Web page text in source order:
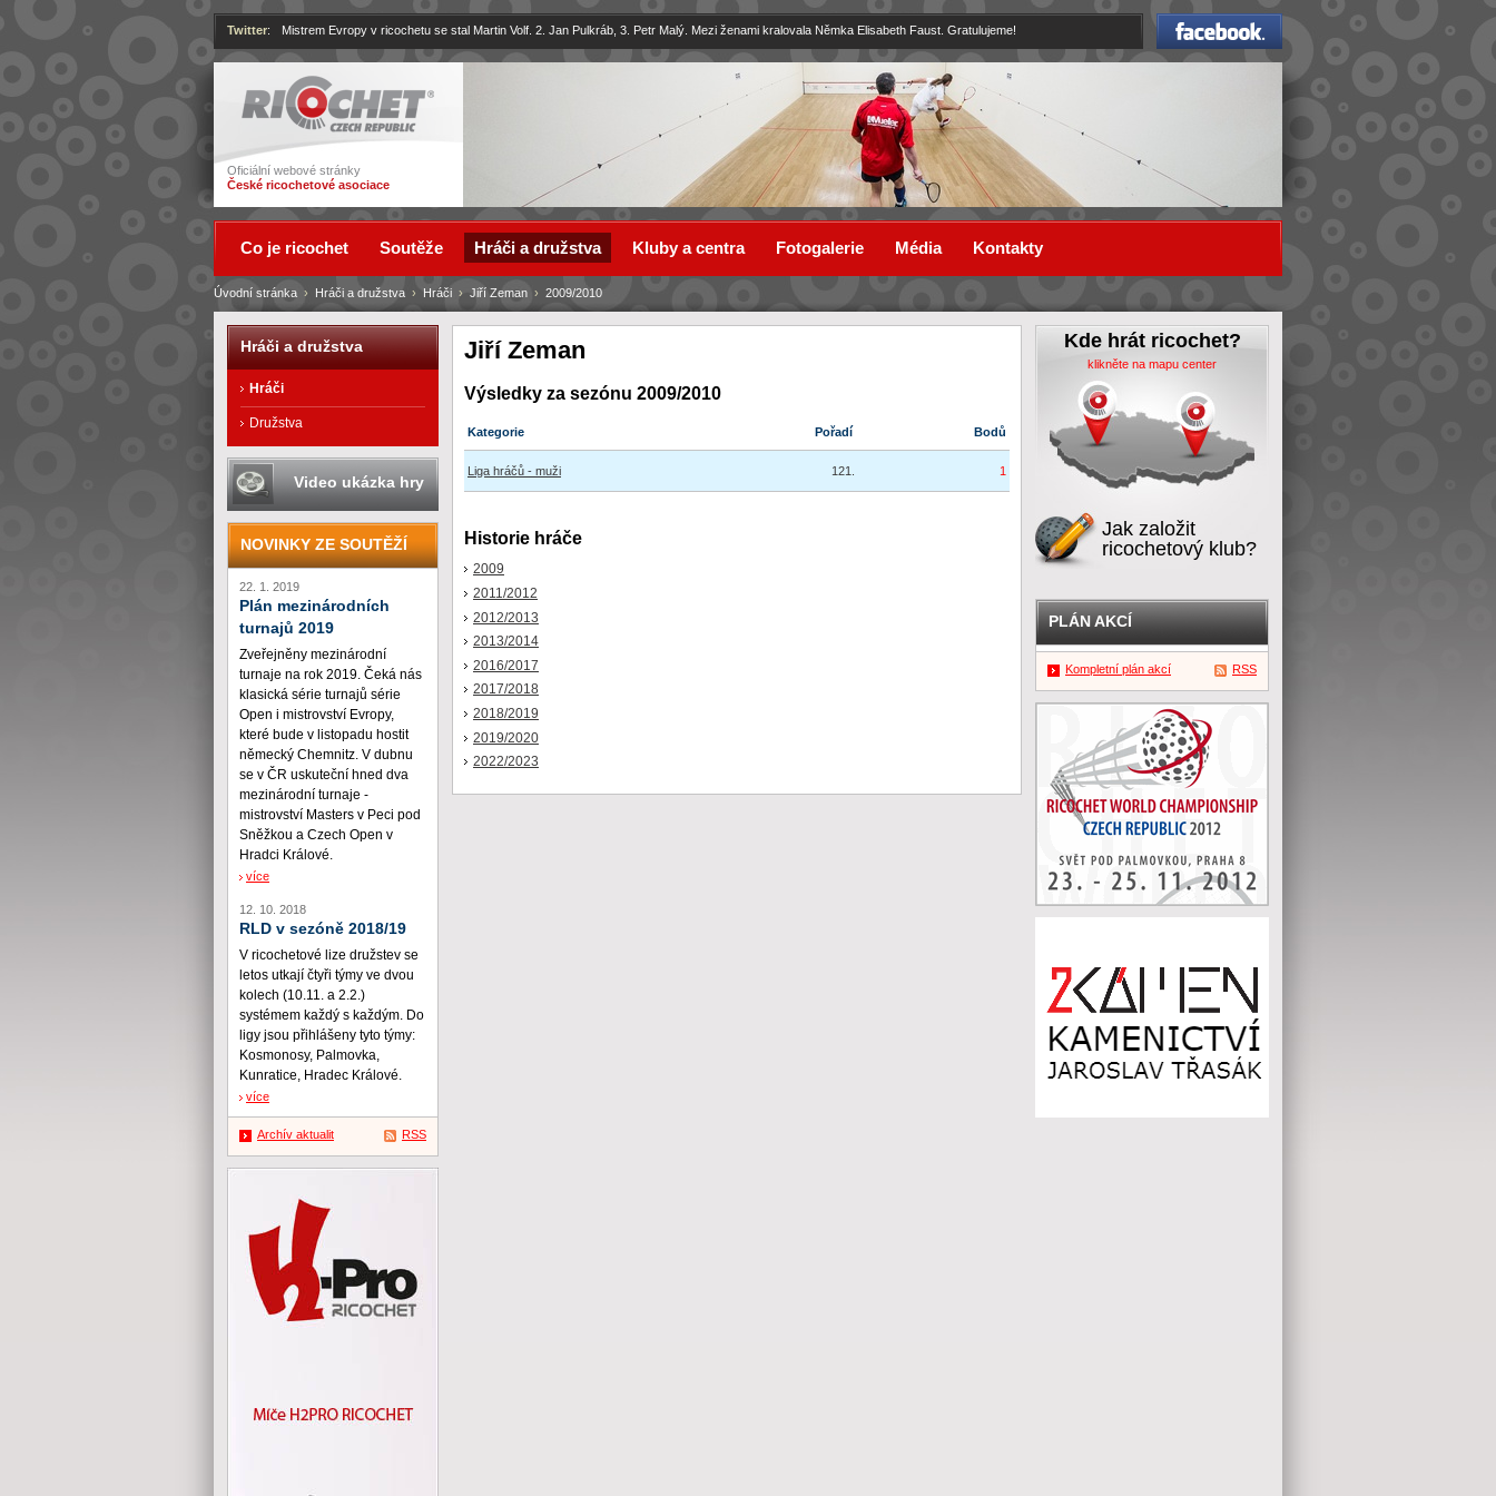
Ricochet
Oficiální webové stránky
České ricochetové asociace
Facebook
Twitter: Mistrem Evropy v ricochetu se stal Martin Volf. 2. Jan Pulkráb, 3. Petr Malý. Mezi ženami kralovala Němka Elisabeth Faust. Gratulujeme!
Jiří Zeman
Výsledky za sezónu 2009/2010
Kategorie Pořadí Bodů
Liga hráčů - muži 121. 1
Historie hráče
2009
2011/2012
2012/2013
2013/2014
2016/2017
2017/2018
2018/2019
2019/2020
2022/2023
Úvodní stránka › Hráči a družstva › Hráči › Jiří Zeman › 2009/2010
Co je ricochet Soutěže Hráči a družstva Kluby a centra Fotogalerie Média Kontakty
Hráči a družstva
Hráči
Družstva
Video ukázka hry
NOVINKY ZE SOUTĚŽÍ
22. 1. 2019
Plán mezinárodních
turnajů 2019
Zveřejněny mezinárodní
turnaje na rok 2019. Čeká nás
klasická série turnajů série
Open i mistrovství Evropy,
které bude v listopadu hostit
německý Chemnitz. V dubnu
se v ČR uskuteční hned dva
mezinárodní turnaje -
mistrovství Masters v Peci pod
Sněžkou a Czech Open v
Hradci Králové.
více
12. 10. 2018
RLD v sezóně 2018/19
V ricochetové lize družstev se
letos utkají čtyři týmy ve dvou
kolech (10.11. a 2.2.)
systémem každý s každým. Do
ligy jsou přihlášeny tyto týmy:
Kosmonosy, Palmovka,
Kunratice, Hradec Králové.
více
Archív aktualit RSS
Kde hrát ricochet?
klikněte na mapu center
Jak založit
ricochetový klub?
PLÁN AKCÍ
Kompletní plán akcí RSS